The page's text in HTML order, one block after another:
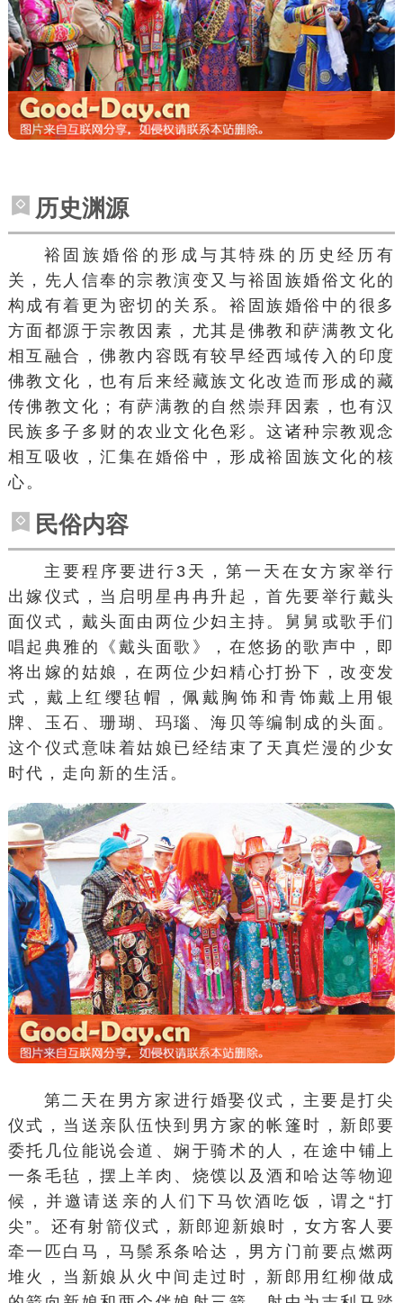
历史渊源
裕固族婚俗的形成与其特殊的历史经历有
关，先人信奉的宗教演变又与裕固族婚俗文化的
构成有着更为密切的关系。裕固族婚俗中的很多
方面都源于宗教因素，尤其是佛教和萨满教文化
相互融合，佛教内容既有较早经西域传入的印度
佛教文化，也有后来经藏族文化改造而形成的藏
传佛教文化；有萨满教的自然崇拜因素，也有汉
民族多子多财的农业文化色彩。这诸种宗教观念
相互吸收，汇集在婚俗中，形成裕固族文化的核
心。
民俗内容
主要程序要进行3天，第一天在女方家举行
出嫁仪式，当启明星冉冉升起，首先要举行戴头
面仪式，戴头面由两位少妇主持。舅舅或歌手们
唱起典雅的《戴头面歌》，在悠扬的歌声中，即
将出嫁的姑娘，在两位少妇精心打扮下，改变发
式，戴上红缨毡帽，佩戴胸饰和青饰戴上用银
牌、玉石、珊瑚、玛瑙、海贝等编制成的头面。
这个仪式意味着姑娘已经结束了天真烂漫的少女
时代，走向新的生活。
第二天在男方家进行婚娶仪式，主要是打尖
仪式，当送亲队伍快到男方家的帐篷时，新郎要
委托几位能说会道、娴于骑术的人，在途中铺上
一条毛毡，摆上羊肉、烧馍以及酒和哈达等物迎
候，并邀请送亲的人们下马饮酒吃饭，谓之“打
尖”。还有射箭仪式，新郎迎新娘时，女方客人要
牵一匹白马，马鬃系条哈达，男方门前要点燃两
堆火，当新娘从火中间走过时，新郎用红柳做成